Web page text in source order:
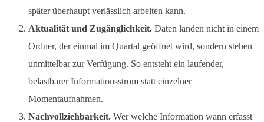
später überhaupt verlässlich arbeiten kann.
Aktualität und Zugänglichkeit. Daten landen nicht in einem
Ordner, der einmal im Quartal geöffnet wird, sondern stehen
unmittelbar zur Verfügung. So entsteht ein laufender,
belastbarer Informationsstrom statt einzelner
Momentaufnahmen.
Nachvollziehbarkeit. Wer welche Information wann erfasst